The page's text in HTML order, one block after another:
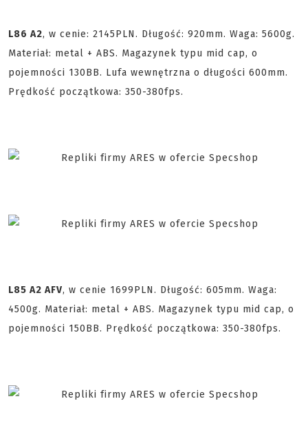
L86 A2, w cenie: 2145PLN. Długość: 920mm. Waga: 5600g.
Materiał: metal + ABS. Magazynek typu mid cap, o
pojemności 130BB. Lufa wewnętrzna o długości 600mm.
Prędkość początkowa: 350-380fps.
L85 A2 AFV, w cenie 1699PLN. Długość: 605mm. Waga:
4500g. Materiał: metal + ABS. Magazynek typu mid cap, o
pojemności 150BB. Prędkość początkowa: 350-380fps.